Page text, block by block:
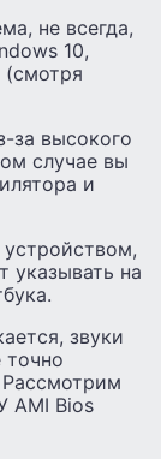
не всегда,
10,
(смотря
за высокого
случае вы
и
указывать на
звуки
точно
AMI Bios